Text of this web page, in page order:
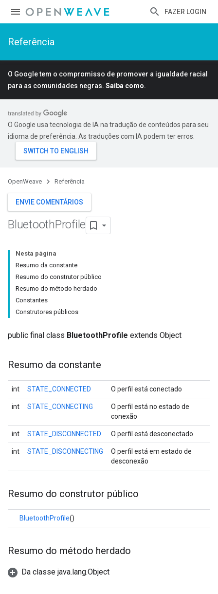
FAZER LOGIN
Referência
O Google tem o compromisso de promover a igualdade racial
para as comunidades negras. Saiba como.
O Google usa tecnologia de IA na tradução de conteúdos para seu
idioma de preferência. As traduções com IA podem ter erros.
OpenWeave Referência
ENVIE COMENTÁRIOS
BluetoothProfile
Nesta página
Resumo da constante
Resumo do construtor público
Resumo do método herdado
Constantes
Construtores públicos
public final class BluetoothProfile extends Object
Resumo da constante
int STATE_CONNECTED O perfil está conectado
int STATE_CONNECTING
O perfil está no estado de
conexão
int STATE_DISCONNECTED O perfil está desconectado
int STATE_DISCONNECTING
O perfil está em estado de
desconexão
Resumo do construtor público
BluetoothProfile()
Resumo do método herdado
Da classe java.lang.Object